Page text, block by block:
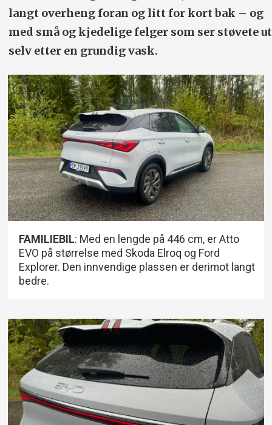
langt overheng foran og litt for kort bak – og
med små og kjedelige felger som ser støvete ut
selv etter en grundig vask.
FAMILIEBIL: Med en lengde på 446 cm, er Atto
EVO på størrelse med Skoda Elroq og Ford
Explorer. Den innvendige plassen er derimot langt
bedre.